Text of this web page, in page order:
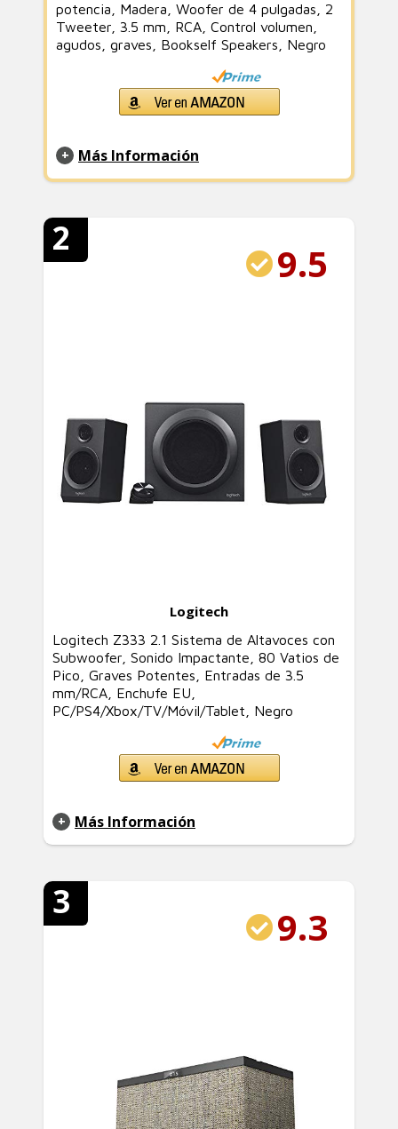
potencia, Madera, Woofer de 4 pulgadas, 2
Tweeter, 3.5 mm, RCA, Control volumen,
agudos, graves, Bookself Speakers, Negro
Más Información
2
9.5
Logitech
Logitech Z333 2.1 Sistema de Altavoces con
Subwoofer, Sonido Impactante, 80 Vatios de
Pico, Graves Potentes, Entradas de 3.5
mm/RCA, Enchufe EU,
PC/PS4/Xbox/TV/Móvil/Tablet, Negro
Más Información
3
9.3